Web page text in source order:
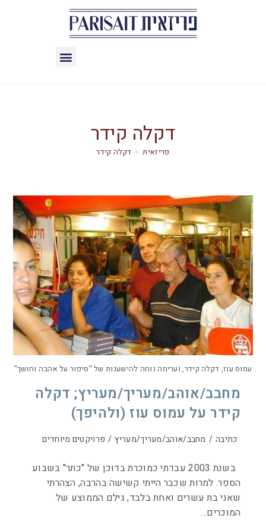
דקלה קידר
> דקלה קידר
עמוס עוז, דקלה קידר, וערימה נוחה להישענות של "סיפור על אהבה וחושך"
מחבב/אוהב/מעריך/מעריץ; דקלה
קידר על עמוס עוז (ולהיפך)
כתיבה / מחבב/אוהב/מעריך/מעריץ / פרויקטים מיוחדים
בשנת 2003 עבדתי כמוכרת בדוכן של "כתר" בשבוע
הספר. למרות שכבר הייתי קשישה בהרבה, הצהרתי
שאני בת עשרים ואחת בלבד, גילם הממוצע של
המוכרים…